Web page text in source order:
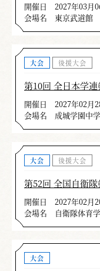
開催日
2027年03月
会場名
東京武道館
大会 後援大会
第10回 全日本学
開催日
2027年02月
会場名
成城学園中
大会 後援大会
第52回 全国自衛
開催日
2027年02月
会場名
自衛隊体育
大会